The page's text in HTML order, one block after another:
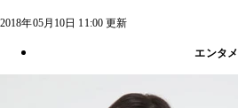
2018年05月10日 11:00 更新
エンタメ